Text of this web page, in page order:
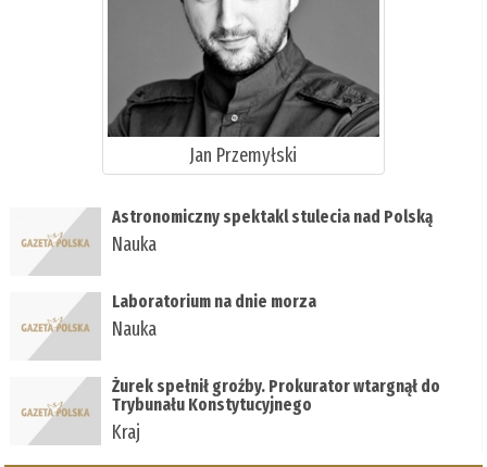
Jan Przemyłski
Astronomiczny spektakl stulecia nad Polską
Nauka
Laboratorium na dnie morza
Nauka
Żurek spełnił groźby. Prokurator wtargnął do
Trybunału Konstytucyjnego
Kraj